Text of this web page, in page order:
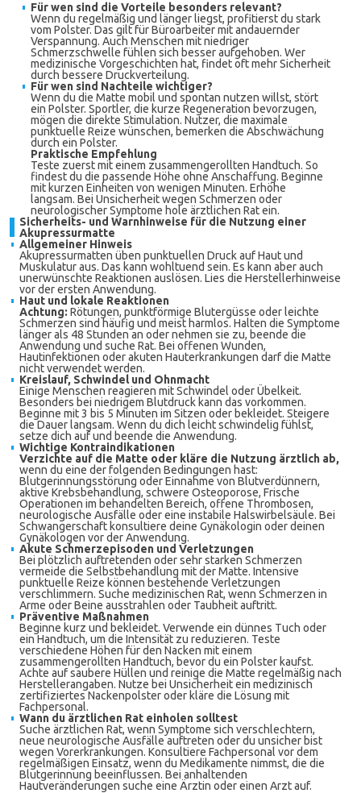
Für wen sind die Vorteile besonders relevant?
Wenn du regelmäßig und länger liegst, profitierst du stark
vom Polster. Das gilt für Büroarbeiter mit andauernder
Verspannung. Auch Menschen mit niedriger
Schmerzschwelle fühlen sich besser aufgehoben. Wer
medizinische Vorgeschichten hat, findet oft mehr Sicherheit
durch bessere Druckverteilung.
Für wen sind Nachteile wichtiger?
Wenn du die Matte mobil und spontan nutzen willst, stört
ein Polster. Sportler, die kurze Regeneration bevorzugen,
mögen die direkte Stimulation. Nutzer, die maximale
punktuelle Reize wünschen, bemerken die Abschwächung
durch ein Polster.
Praktische Empfehlung
Teste zuerst mit einem zusammengerollten Handtuch. So
findest du die passende Höhe ohne Anschaffung. Beginne
mit kurzen Einheiten von wenigen Minuten. Erhöhe
langsam. Bei Unsicherheit wegen Schmerzen oder
neurologischer Symptome hole ärztlichen Rat ein.
Sicherheits- und Warnhinweise für die Nutzung einer
Akupressurmatte
Allgemeiner Hinweis
Akupressurmatten üben punktuellen Druck auf Haut und
Muskulatur aus. Das kann wohltuend sein. Es kann aber auch
unerwünschte Reaktionen auslösen. Lies die Herstellerhinweise
vor der ersten Anwendung.
Haut und lokale Reaktionen
Achtung: Rötungen, punktförmige Blutergüsse oder leichte
Schmerzen sind häufig und meist harmlos. Halten die Symptome
länger als 48 Stunden an oder nehmen sie zu, beende die
Anwendung und suche Rat. Bei offenen Wunden,
Hautinfektionen oder akuten Hauterkrankungen darf die Matte
nicht verwendet werden.
Kreislauf, Schwindel und Ohnmacht
Einige Menschen reagieren mit Schwindel oder Übelkeit.
Besonders bei niedrigem Blutdruck kann das vorkommen.
Beginne mit 3 bis 5 Minuten im Sitzen oder bekleidet. Steigere
die Dauer langsam. Wenn du dich leicht schwindelig fühlst,
setze dich auf und beende die Anwendung.
Wichtige Kontraindikationen
Verzichte auf die Matte oder kläre die Nutzung ärztlich ab,
wenn du eine der folgenden Bedingungen hast:
Blutgerinnungsstörung oder Einnahme von Blutverdünnern,
aktive Krebsbehandlung, schwere Osteoporose, Frische
Operationen im behandelten Bereich, offene Thrombosen,
neurologische Ausfälle oder eine instabile Halswirbelsäule. Bei
Schwangerschaft konsultiere deine Gynäkologin oder deinen
Gynäkologen vor der Anwendung.
Akute Schmerzepisoden und Verletzungen
Bei plötzlich auftretenden oder sehr starken Schmerzen
vermeide die Selbstbehandlung mit der Matte. Intensive
punktuelle Reize können bestehende Verletzungen
verschlimmern. Suche medizinischen Rat, wenn Schmerzen in
Arme oder Beine ausstrahlen oder Taubheit auftritt.
Präventive Maßnahmen
Beginne kurz und bekleidet. Verwende ein dünnes Tuch oder
ein Handtuch, um die Intensität zu reduzieren. Teste
verschiedene Höhen für den Nacken mit einem
zusammengerollten Handtuch, bevor du ein Polster kaufst.
Achte auf saubere Hüllen und reinige die Matte regelmäßig nach
Herstellerangaben. Nutze bei Unsicherheit ein medizinisch
zertifiziertes Nackenpolster oder kläre die Lösung mit
Fachpersonal.
Wann du ärztlichen Rat einholen solltest
Suche ärztlichen Rat, wenn Symptome sich verschlechtern,
neue neurologische Ausfälle auftreten oder du unsicher bist
wegen Vorerkrankungen. Konsultiere Fachpersonal vor dem
regelmäßigen Einsatz, wenn du Medikamente nimmst, die die
Blutgerinnung beeinflussen. Bei anhaltenden
Hautveränderungen suche eine Ärztin oder einen Arzt auf.